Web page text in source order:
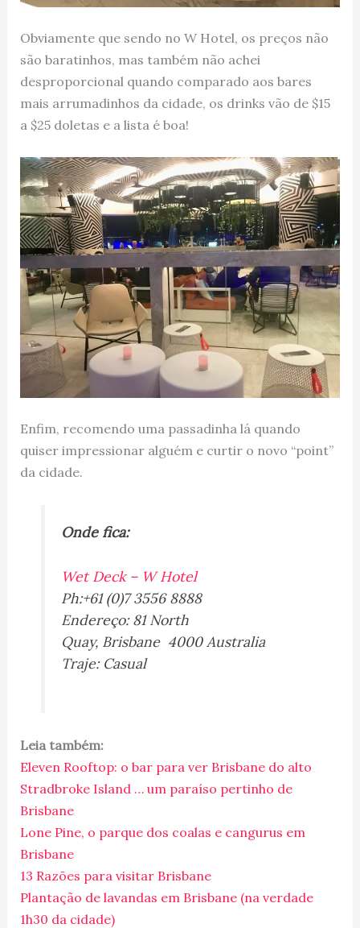
Obviamente que sendo no W Hotel, os preços não
são baratinhos, mas também não achei
desproporcional quando comparado aos bares
mais arrumadinhos da cidade, os drinks vão de $15
a $25 doletas e a lista é boa!
Enfim, recomendo uma passadinha lá quando
quiser impressionar alguém e curtir o novo “point”
da cidade.
Onde fica:
Wet Deck – W Hotel
Ph:+61 (0)7 3556 8888
Endereço:81 North
Quay, Brisbane 4000 Australia
Traje: Casual
Leia também:
Eleven Rooftop: o bar para ver Brisbane do alto
Stradbroke Island … um paraíso pertinho de
Brisbane
Lone Pine, o parque dos coalas e cangurus em
Brisbane
13 Razões para visitar Brisbane
Plantação de lavandas em Brisbane (na verdade
1h30 da cidade)